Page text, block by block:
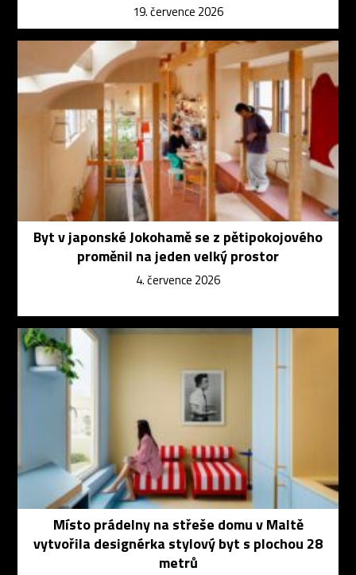
19. července 2026
Byt v japonské Jokohamě se z pětipokojového
proměnil na jeden velký prostor
4. července 2026
Místo prádelny na střeše domu v Maltě
vytvořila designérka stylový byt s plochou 28
metrů